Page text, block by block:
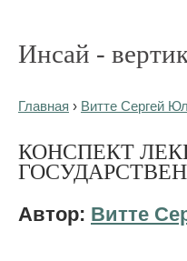
Инсай -
Главная › Витте Сергей
КОНСПЕКТ
Автор: Витте